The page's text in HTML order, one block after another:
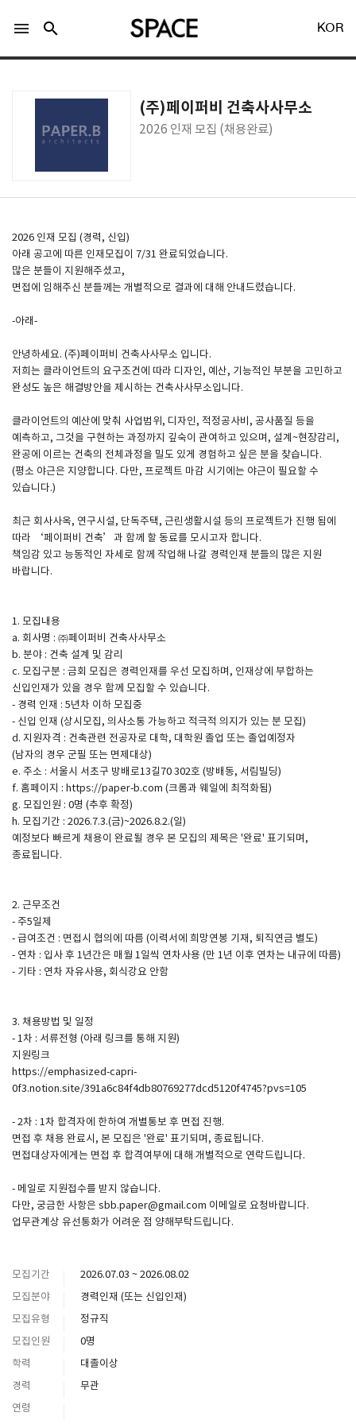
LOGIN
Facebook 로그인
공지사항
기사문의
광고문의
Contact
menu search KOR
(주)페이퍼비 건축사사무소
2026 인재 모집 (채용완료)
2026 인재 모집 (경력, 신입)
아래 공고에 따른 인재모집이 7/31 완료되었습니다.
많은 분들이 지원해주셨고,
면접에 임해주신 분들께는 개별적으로 결과에 대해 안내드렸습니다.
-아래-
안녕하세요. (주)페이퍼비 건축사사무소 입니다.
저희는 클라이언트의 요구조건에 따라 디자인, 예산, 기능적인 부분을 고민하고
완성도 높은 해결방안을 제시하는 건축사사무소입니다.
클라이언트의 예산에 맞춰 사업범위, 디자인, 적정공사비, 공사품질 등을
예측하고, 그것을 구현하는 과정까지 깊숙이 관여하고 있으며, 설계~현장감리,
완공에 이르는 건축의 전체과정을 밀도 있게 경험하고 싶은 분을 찾습니다.
(평소 야근은 지양합니다. 다만, 프로젝트 마감 시기에는 야근이 필요할 수
있습니다.)
최근 회사사옥, 연구시설, 단독주택, 근린생활시설 등의 프로젝트가 진행 됨에
따라 ‘페이퍼비 건축’과 함께 할 동료를 모시고자 합니다.
책임감 있고 능동적인 자세로 함께 작업해 나갈 경력인재 분들의 많은 지원
바랍니다.
1. 모집내용
a. 회사명 : ㈜페이퍼비 건축사사무소
b. 분야 : 건축 설계 및 감리
c. 모집구분 : 금회 모집은 경력인재를 우선 모집하며, 인재상에 부합하는
신입인재가 있을 경우 함께 모집할 수 있습니다.
- 경력 인재 : 5년차 이하 모집중
- 신입 인재 (상시모집, 의사소통 가능하고 적극적 의지가 있는 분 모집)
d. 지원자격 : 건축관련 전공자로 대학, 대학원 졸업 또는 졸업예정자
(남자의 경우 군필 또는 면제대상)
e. 주소 : 서울시 서초구 방배로13길70 302호 (방배동, 서림빌딩)
f. 홈페이지 : https://paper-b.com (크롬과 웨일에 최적화됨)
g. 모집인원 : 0명 (추후 확정)
h. 모집기간 : 2026.7.3.(금)~2026.8.2.(일)
예정보다 빠르게 채용이 완료될 경우 본 모집의 제목은 '완료' 표기되며,
종료됩니다.
2. 근무조건
- 주5일제
- 급여조건 : 면접시 협의에 따름 (이력서에 희망연봉 기재, 퇴직연금 별도)
- 연차 : 입사 후 1년간은 매월 1일씩 연차사용 (만 1년 이후 연차는 내규에 따름)
- 기타 : 연차 자유사용, 회식강요 안함
3. 채용방법 및 일정
- 1차 : 서류전형 (아래 링크를 통해 지원)
지원링크
https://emphasized-capri-
0f3.notion.site/391a6c84f4db80769277dcd5120f4745?pvs=105
- 2차 : 1차 합격자에 한하여 개별통보 후 면접 진행.
면접 후 채용 완료시, 본 모집은 '완료' 표기되며, 종료됩니다.
면접대상자에게는 면접 후 합격여부에 대해 개별적으로 연락드립니다.
- 메일로 지원접수를 받지 않습니다.
다만, 궁금한 사항은 sbb.paper@gmail.com 이메일로 요청바랍니다.
업무관계상 유선통화가 어려운 점 양해부탁드립니다.
모집기간
2026.07.03 ~ 2026.08.02
모집분야
경력인재 (또는 신입인재)
모집유형
정규직
모집인원
0명
학력
대졸이상
경력
무관
연령